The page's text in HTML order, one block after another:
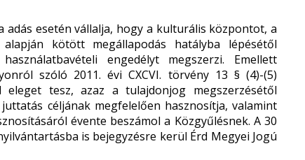
adás esetén vállalja, hogy a kulturális központot, a
kötött megállapodás hatályba lépésétől
engedélyt megszerzi. Emellett
szóló 2011. évi CXCVI. törvény 13 § (4)-(5)
eleget tesz, azaz a tulajdonjog megszerzésétől
céljának megfelelően hasznosítja, valamint
évente beszámol a Közgyűlésnek. A 30
is bejegyzésre kerül Érd Megyei Jogú